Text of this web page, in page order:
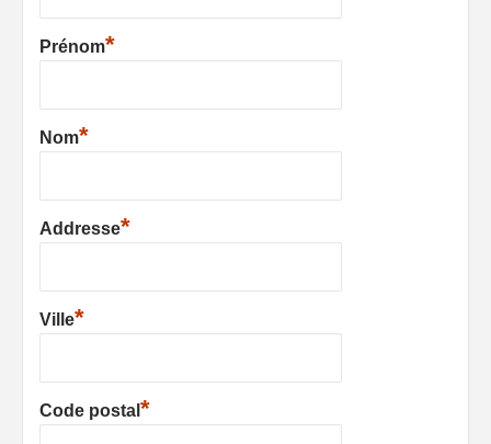
Prénom*
Nom*
Addresse*
Ville*
Code postal *